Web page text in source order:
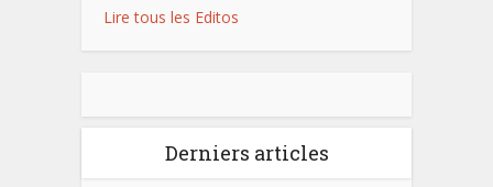
Lire tous les Editos
Derniers articles